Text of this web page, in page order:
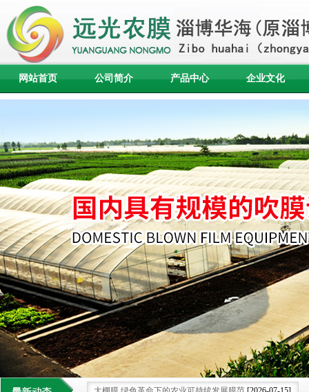
网站首页 公司简介 产品中心 企业文化